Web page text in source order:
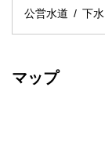
公営水道 下水
マップ